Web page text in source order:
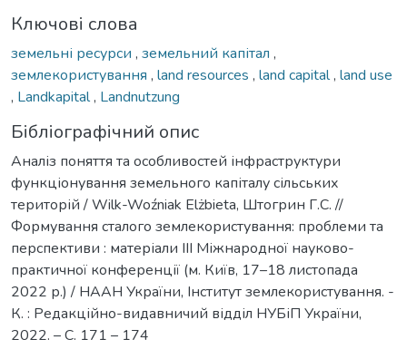
Ключові слова
земельні ресурси , земельний капітал ,
землекористування , land resources , land capital, land use
, Landkapital, Landnutzung
Бібліографічний опис
Аналіз поняття та особливостей інфраструктури
функціонування земельного капіталу сільських
територій / Wilk-Woźniak Elżbieta, Штогрин Г.С. //
Формування сталого землекористування: проблеми та
перспективи : матеріали ІІІ Міжнародної науково-
практичної конференції (м. Київ, 17–18 листопада
2022 р.) / НААН України, Інститут землекористування. -
К. : Редакційно-видавничий відділ НУБіП України,
2022. – С. 171 – 174